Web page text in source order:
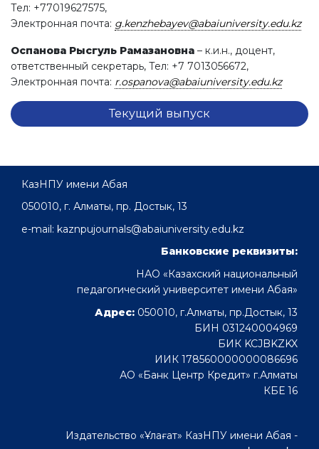
Тел: +77019627575,
Электронная почта: g.kenzhebayev@abaiuniversity.edu.kz
Оспанова Рысгуль Рамазановна – к.и.н., доцент,
ответственный секретарь, Тел: +7 7013056672,
Электронная почта: r.ospanova@abaiuniversity.edu.kz
Текущий выпуск
КазНПУ имени Абая
050010, г. Алматы, пр. Достык, 13
e-mail: kaznpujournals@abaiuniversity.edu.kz
Банковские реквизиты:
НАО «Казахский национальный
педагогический университет имени Абая»
Адрес: 050010, г.Алматы, пр.Достык, 13
БИН 031240004969
БИК KCJBKZKX
ИИК 178560000000086696
АО «Банк Центр Кредит» г.Алматы
КБЕ 16
Издательство «Ұлағат» КазНПУ имени Абая -